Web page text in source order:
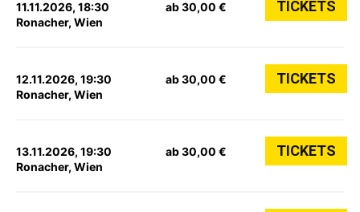
11.11.2026, 18:30
Ronacher, Wien
ab 30,00 € TICKETS
12.11.2026, 19:30
Ronacher, Wien
ab 30,00 € TICKETS
13.11.2026, 19:30
Ronacher, Wien
ab 30,00 € TICKETS